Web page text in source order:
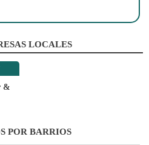
LOCALES
&
POR BARRIOS